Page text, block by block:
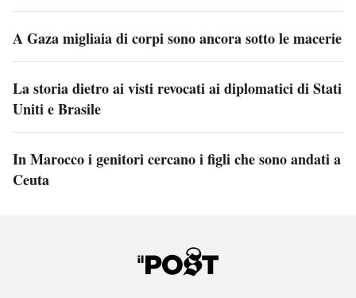
A Gaza migliaia di corpi sono ancora sotto le macerie
La storia dietro ai visti revocati ai diplomatici di Stati
Uniti e Brasile
In Marocco i genitori cercano i figli che sono andati a
Ceuta